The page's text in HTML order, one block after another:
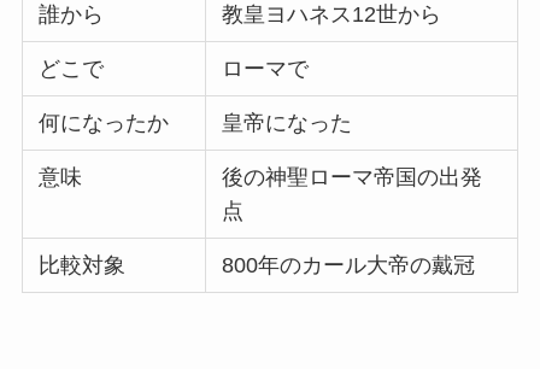
誰から 教皇ヨハネス12世から
どこで ローマで
何になったか 皇帝になった
意味
後の神聖ローマ帝国の出発
点
比較対象 800年のカール大帝の戴冠